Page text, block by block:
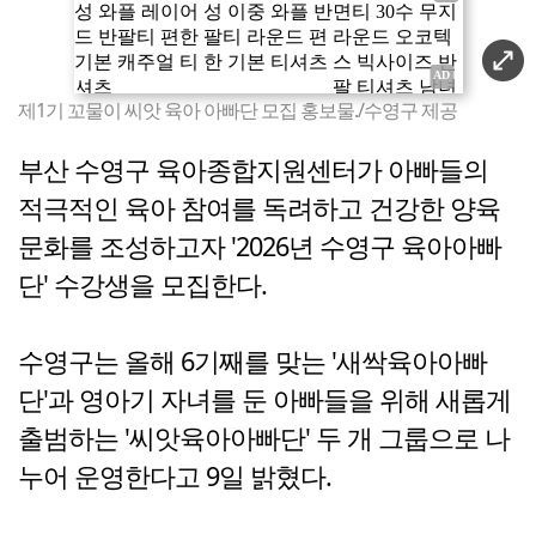
제1기 꼬물이 씨앗 육아 아빠단 모집 홍보물./수영구 제공
부산 수영구 육아종합지원센터가 아빠들의
적극적인 육아 참여를 독려하고 건강한 양육
문화를 조성하고자 '2026년 수영구 육아아빠
단' 수강생을 모집한다.
수영구는 올해 6기째를 맞는 '새싹육아아빠
단'과 영아기 자녀를 둔 아빠들을 위해 새롭게
출범하는 '씨앗육아아빠단' 두 개 그룹으로 나
누어 운영한다고 9일 밝혔다.